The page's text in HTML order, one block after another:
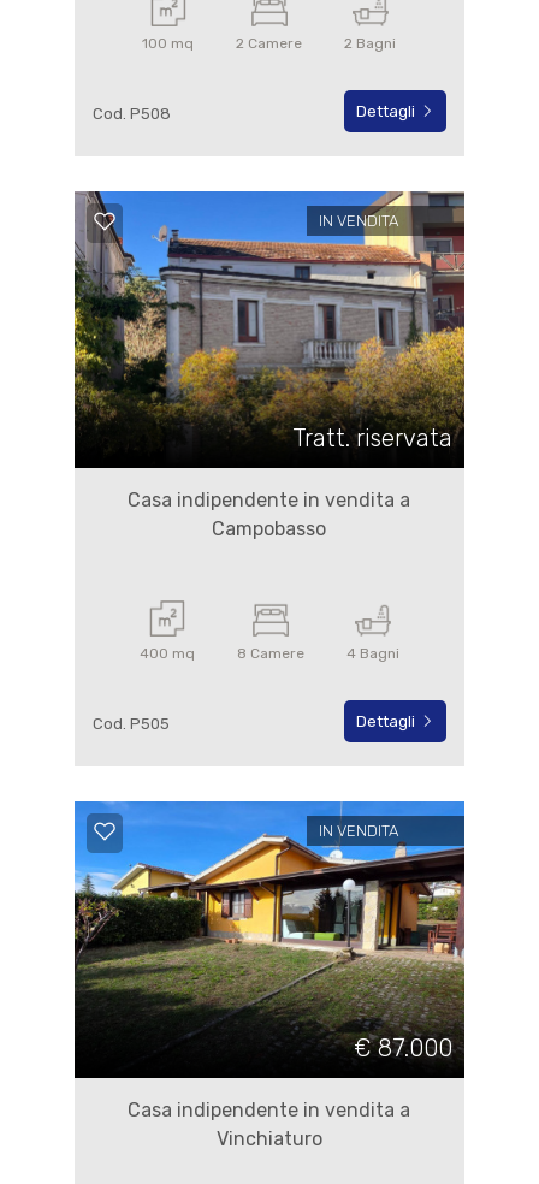
100 mq 2 Camere 2 Bagni
Cod. P508 Dettagli
IN VENDITA
Tratt. riservata
Casa indipendente in vendita a
Campobasso
400 mq 8 Camere 4 Bagni
Cod. P505 Dettagli
IN VENDITA
€ 87.000
Casa indipendente in vendita a
Vinchiaturo